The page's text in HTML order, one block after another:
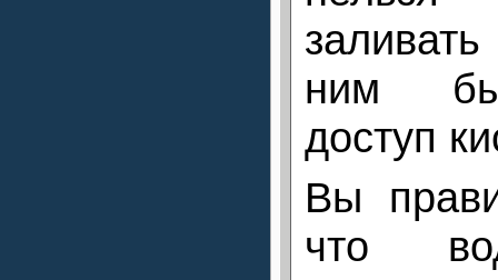
ним
доступ
Вы
что